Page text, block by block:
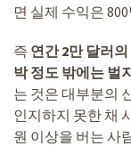
면 실제 수익은
즉 연간 2만 달러
박 정도 밖에는 벌
는 것은 대부분의
인지하지 못한 채
원 이상을 버는 사